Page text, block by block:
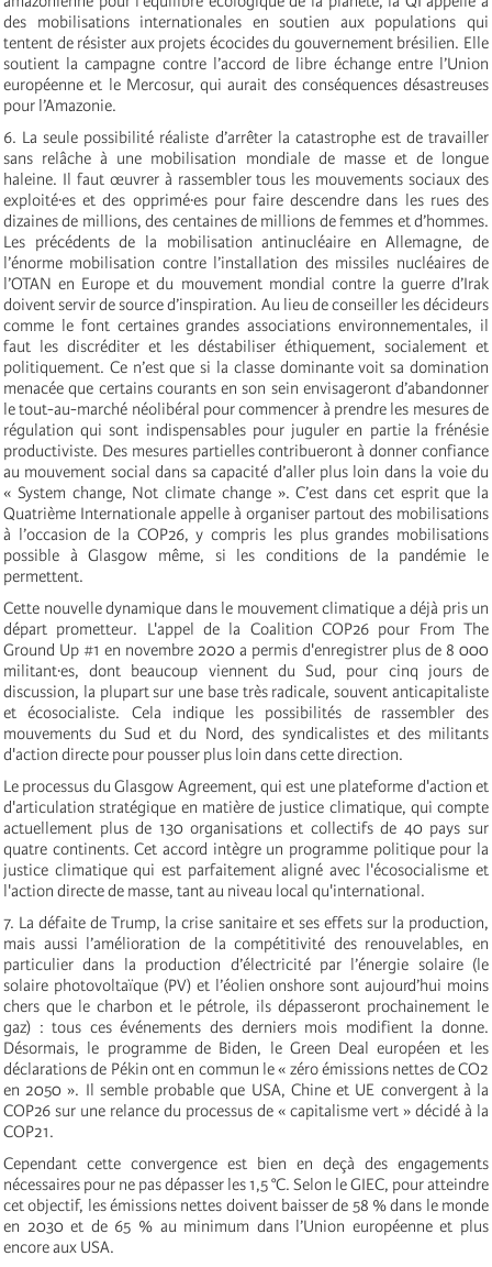
des mobilisations internationales en soutien aux populations qui
tentent de résister aux projets écocides du gouvernement brésilien. Elle
soutient la campagne contre l’accord de libre échange entre l’Union
européenne et le Mercosur, qui aurait des conséquences désastreuses
pour l’Amazonie.
6. La seule possibilité réaliste d’arrêter la catastrophe est de travailler
sans relâche à une mobilisation mondiale de masse et de longue
haleine. Il faut œuvrer à rassembler tous les mouvements sociaux des
exploité·es et des opprimé·es pour faire descendre dans les rues des
dizaines de millions, des centaines de millions de femmes et d’hommes.
Les précédents de la mobilisation antinucléaire en Allemagne, de
l’énorme mobilisation contre l’installation des missiles nucléaires de
l’OTAN en Europe et du mouvement mondial contre la guerre d’Irak
doivent servir de source d’inspiration. Au lieu de conseiller les décideurs
comme le font certaines grandes associations environnementales, il
faut les discréditer et les déstabiliser éthiquement, socialement et
politiquement. Ce n’est que si la classe dominante voit sa domination
menacée que certains courants en son sein envisageront d’abandonner
le tout-au-marché néolibéral pour commencer à prendre les mesures de
régulation qui sont indispensables pour juguler en partie la frénésie
productiviste. Des mesures partielles contribueront à donner confiance
au mouvement social dans sa capacité d’aller plus loin dans la voie du
« System change, Not climate change ». C’est dans cet esprit que la
Quatrième Internationale appelle à organiser partout des mobilisations
à l’occasion de la COP26, y compris les plus grandes mobilisations
possible à Glasgow même, si les conditions de la pandémie le
permettent.
Cette nouvelle dynamique dans le mouvement climatique a déjà pris un
départ prometteur. L'appel de la Coalition COP26 pour From The
Ground Up #1 en novembre 2020 a permis d'enregistrer plus de 8 000
militant·es, dont beaucoup viennent du Sud, pour cinq jours de
discussion, la plupart sur une base très radicale, souvent anticapitaliste
et écosocialiste. Cela indique les possibilités de rassembler des
mouvements du Sud et du Nord, des syndicalistes et des militants
d'action directe pour pousser plus loin dans cette direction.
Le processus du Glasgow Agreement, qui est une plateforme d'action et
d'articulation stratégique en matière de justice climatique, qui compte
actuellement plus de 130 organisations et collectifs de 40 pays sur
quatre continents. Cet accord intègre un programme politique pour la
justice climatique qui est parfaitement aligné avec l'écosocialisme et
l'action directe de masse, tant au niveau local qu'international.
7. La défaite de Trump, la crise sanitaire et ses effets sur la production,
mais aussi l’amélioration de la compétitivité des renouvelables, en
particulier dans la production d’électricité par l’énergie solaire (le
solaire photovoltaïque (PV) et l’éolien onshore sont aujourd’hui moins
chers que le charbon et le pétrole, ils dépasseront prochainement le
gaz) : tous ces événements des derniers mois modifient la donne.
Désormais, le programme de Biden, le Green Deal européen et les
déclarations de Pékin ont en commun le « zéro émissions nettes de CO2
en 2050 ». Il semble probable que USA, Chine et UE convergent à la
COP26 sur une relance du processus de « capitalisme vert » décidé à la
COP21.
Cependant cette convergence est bien en deçà des engagements
nécessaires pour ne pas dépasser les 1,5 °C. Selon le GIEC, pour atteindre
cet objectif, les émissions nettes doivent baisser de 58 % dans le monde
en 2030 et de 65 % au minimum dans l’Union européenne et plus
encore aux USA.